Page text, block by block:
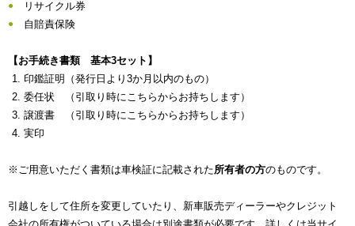
リサイクル券
自賠責保険
【お手続き書類 基本3セット】
印鑑証明（発行日より3か月以内のもの）
委任状 （引取り時にこちらからお持ちします）
譲渡書 （引取り時にこちらからお持ちします）
実印
※ご用意いただく書類は車検証に記載された所有者の方のものです。
引越しをして住所を変更していたり、新車販売ディーラーやクレジット
会社の所有権がついている場合は別途書類が必要です。詳しくは当サイ